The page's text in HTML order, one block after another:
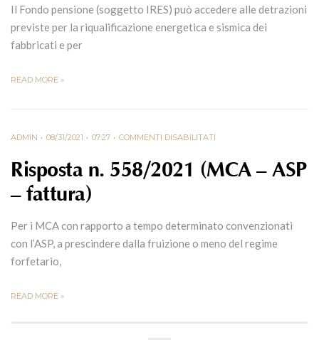
Il Fondo pensione (soggetto IRES) può accedere alle detrazioni
previste per la riqualificazione energetica e sismica dei
fabbricati e per
READ MORE »
ADMIN 08/31/2021 07:27 COMMENTI DISABILITATI
Risposta n. 558/2021 (MCA – ASP
– fattura)
Per i MCA con rapporto a tempo determinato convenzionati
con l’ASP, a prescindere dalla fruizione o meno del regime
forfetario,
READ MORE »